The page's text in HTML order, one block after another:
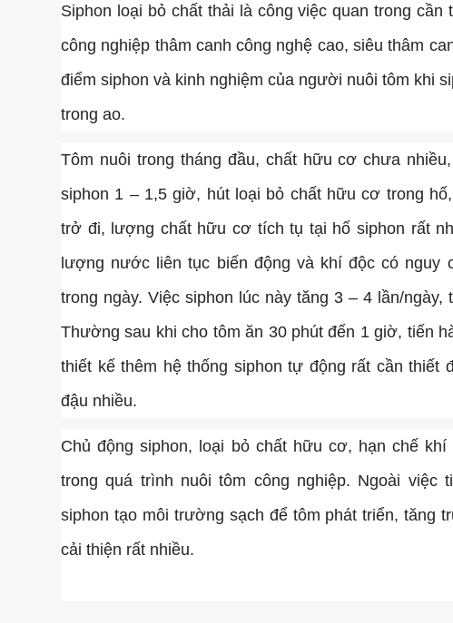
Siphon loại bỏ chất thải là công việc quan trong
công nghiệp thâm canh công nghệ cao, siêu thâm
điểm siphon và kinh nghiệm của người nuôi tôm khi
trong ao.
Tôm nuôi trong tháng đầu, chất hữu cơ chưa
siphon 1 – 1,5 giờ, hút loại bỏ chất hữu cơ trong
trở đi, lượng chất hữu cơ tích tụ tại hố siphon rất
lượng nước liên tục biến động và khí độc có
trong ngày. Việc siphon lúc này tăng 3 – 4 lần/
Thường sau khi cho tôm ăn 30 phút đến 1 giờ, tiến
thiết kế thêm hệ thống siphon tự động rất cần thiết
đậu nhiều.
Chủ động siphon, loại bỏ chất hữu cơ, hạn chế
trong quá trình nuôi tôm công nghiệp. Ngoài việc
siphon tạo môi trường sạch để tôm phát triển, tăng
cải thiện rất nhiều.